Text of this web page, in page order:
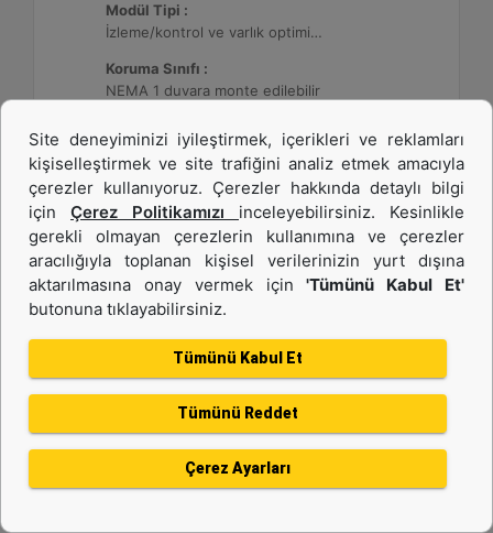
Modül Tipi :
İzleme/kontrol ve varlık optimizasyonu, 4 adede kadar Dağıtılmış Enerji Kaynağı (DER) ile yapılandırılabilir.
Koruma Sınıfı :
NEMA 1 duvara monte edilebilir
Detay Teklif Al
DE26E3S (50 Hz)
Site deneyiminizi iyileştirmek, içerikleri ve reklamları
kişiselleştirmek ve site trafiğini analiz etmek amacıyla
çerezler kullanıyoruz. Çerezler hakkında detaylı bilgi
için Çerez Politikamızı inceleyebilirsiniz. Kesinlikle
gerekli olmayan çerezlerin kullanımına ve çerezler
aracılığıyla toplanan kişisel verilerinizin yurt dışına
aktarılmasına onay vermek için'Tümünü Kabul Et'
butonuna tıklayabilirsiniz.
Tümünü Kabul Et
Tümünü Reddet
Çerez Ayarları